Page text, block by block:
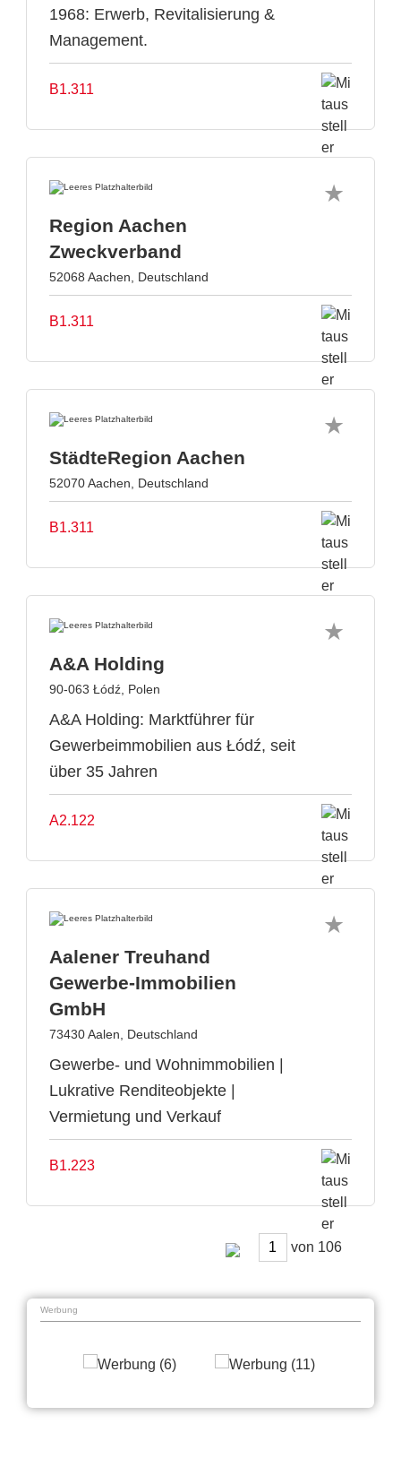
1968: Erwerb, Revitalisierung &
Management.
B1.311
Region Aachen
Zweckverband
52068 Aachen, Deutschland
B1.311
StädteRegion Aachen
52070 Aachen, Deutschland
B1.311
A&A Holding
90-063 Łódź, Polen
A&A Holding: Marktführer für
Gewerbeimmobilien aus Łódź, seit
über 35 Jahren
A2.122
Aalener Treuhand
Gewerbe-Immobilien
GmbH
73430 Aalen, Deutschland
Gewerbe- und Wohnimmobilien |
Lukrative Renditeobjekte |
Vermietung und Verkauf
B1.223
von
Werbung